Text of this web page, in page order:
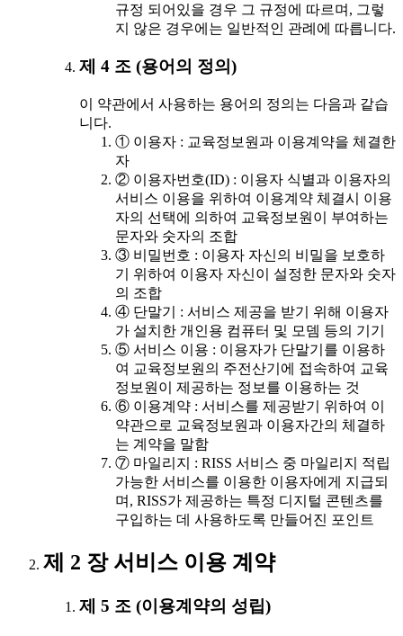
규정 되어있을 경우 그 규정에 따르며, 그렇
지 않은 경우에는 일반적인 관례에 따릅니다.
제 4 조 (용어의 정의)
이 약관에서 사용하는 용어의 정의는 다음과 같습
니다.
① 이용자 : 교육정보원과 이용계약을 체결한
자
② 이용자번호(ID) : 이용자 식별과 이용자의
서비스 이용을 위하여 이용계약 체결시 이용
자의 선택에 의하여 교육정보원이 부여하는
문자와 숫자의 조합
③ 비밀번호 : 이용자 자신의 비밀을 보호하
기 위하여 이용자 자신이 설정한 문자와 숫자
의 조합
④ 단말기 : 서비스 제공을 받기 위해 이용자
가 설치한 개인용 컴퓨터 및 모뎀 등의 기기
⑤ 서비스 이용 : 이용자가 단말기를 이용하
여 교육정보원의 주전산기에 접속하여 교육
정보원이 제공하는 정보를 이용하는 것
⑥ 이용계약 : 서비스를 제공받기 위하여 이
약관으로 교육정보원과 이용자간의 체결하
는 계약을 말함
⑦ 마일리지 : RISS 서비스 중 마일리지 적립
가능한 서비스를 이용한 이용자에게 지급되
며, RISS가 제공하는 특정 디지털 콘텐츠를
구입하는 데 사용하도록 만들어진 포인트
제 2 장 서비스 이용 계약
제 5 조 (이용계약의 성립)